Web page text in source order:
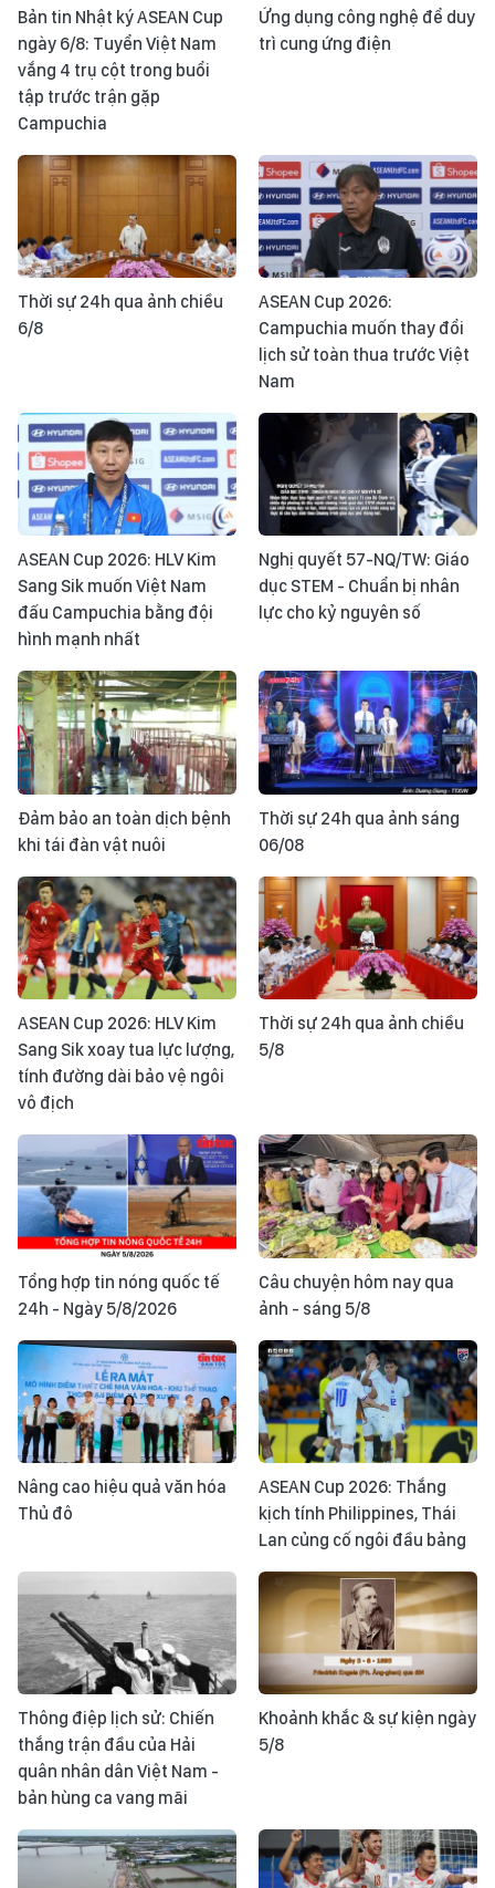
Bản tin Nhật ký ASEAN Cup
ngày 6/8: Tuyển Việt Nam
vắng 4 trụ cột trong buổi
tập trước trận gặp
Campuchia
Ứng dụng công nghệ để duy
trì cung ứng điện
Thời sự 24h qua ảnh chiều
6/8
ASEAN Cup 2026:
Campuchia muốn thay đổi
lịch sử toàn thua trước Việt
Nam
ASEAN Cup 2026: HLV Kim
Sang Sik muốn Việt Nam
đấu Campuchia bằng đội
hình mạnh nhất
Nghị quyết 57-NQ/TW: Giáo
dục STEM - Chuẩn bị nhân
lực cho kỷ nguyên số
Đảm bảo an toàn dịch bệnh
khi tái đàn vật nuôi
Thời sự 24h qua ảnh sáng
06/08
ASEAN Cup 2026: HLV Kim
Sang Sik xoay tua lực lượng,
tính đường dài bảo vệ ngôi
vô địch
Thời sự 24h qua ảnh chiều
5/8
Tổng hợp tin nóng quốc tế
24h - Ngày 5/8/2026
Câu chuyện hôm nay qua
ảnh - sáng 5/8
Nâng cao hiệu quả văn hóa
Thủ đô
ASEAN Cup 2026: Thắng
kịch tính Philippines, Thái
Lan củng cố ngôi đầu bảng
Thông điệp lịch sử: Chiến
thắng trận đầu của Hải
quân nhân dân Việt Nam -
bản hùng ca vang mãi
Khoảnh khắc & sự kiện ngày
5/8